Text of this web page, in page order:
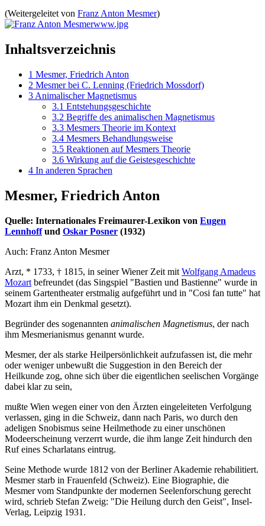
(Weitergeleitet von Franz Anton Mesmer)
Inhaltsverzeichnis
1 Mesmer, Friedrich Anton
2 Mesmer bei C. Lenning (Friedrich Mossdorf)
3 Animalischer Magnetismus
3.1 Entstehungsgeschichte
3.2 Begriffe des animalischen Magnetismus
3.3 Mesmers Theorie im Kontext
3.4 Mesmers Behandlungsweise
3.5 Reaktionen auf Mesmers Theorie
3.6 Wirkung auf die Geistesgeschichte
4 In anderen Sprachen
Mesmer, Friedrich Anton
Quelle: Internationales Freimaurer-Lexikon von Eugen
Lennhoffund Oskar Posner (1932)
Auch: Franz Anton Mesmer
Arzt, * 1733, † 1815, in seiner Wiener Zeit mit Wolfgang Amadeus
Mozart befreundet (das Singspiel "Bastien und Bastienne" wurde in
seinem Gartentheater erstmalig aufgeführt und in "Cosi fan tutte" hat
Mozart ihm ein Denkmal gesetzt).
Begründer des sogenannten animalischen Magnetismus, der nach
ihm Mesmerianismus genannt wurde.
Mesmer, der als starke Heilpersönlichkeit aufzufassen ist, die mehr
oder weniger unbewußt die Suggestion in den Bereich der
Heilkunde zog, ohne sich über die eigentlichen seelischen Vorgänge
dabei klar zu sein,
mußte Wien wegen einer von den Ärzten eingeleiteten Verfolgung
verlassen, ging in die Schweiz, dann nach Paris, wo durch den
adeligen Snobismus seine Heilmethode zu einer unschönen
Modeerscheinung verzerrt wurde, die ihm lange Zeit hindurch den
Ruf eines Scharlatans eintrug.
Seine Methode wurde 1812 von der Berliner Akademie rehabilitiert.
Mesmer starb in Frauenfeld (Schweiz). Eine Biographie, die
Mesmer vom Standpunkte der modernen Seelenforschung gerecht
wird, schrieb Stefan Zweig: "Die Heilung durch den Geist", Insel-
Verlag, Leipzig 1931.